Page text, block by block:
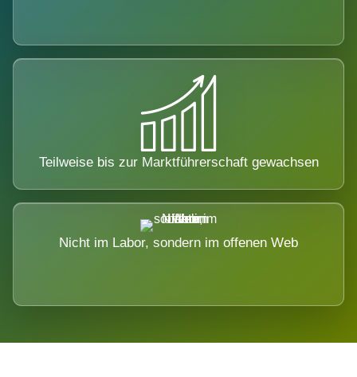
Teilweise bis zur Marktführerschaft gewachsen
Nicht im Labor, sondern im offenen Web